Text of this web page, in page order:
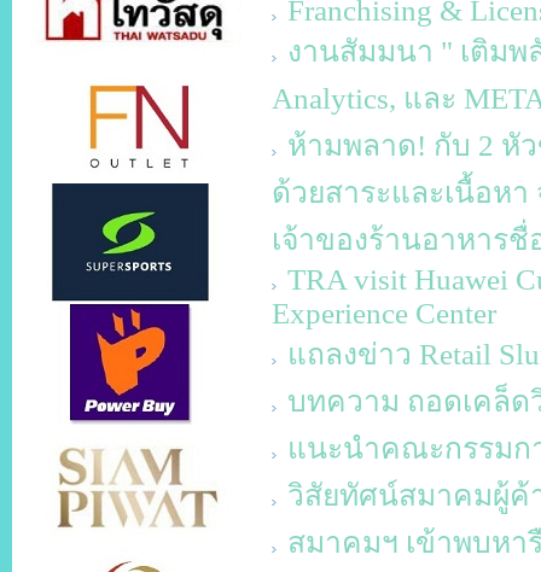
Franchising &
งานสัมมนา " เติมพ
Analytics, และ
ห้ามพลาด! กับ 2 หั
ด้วยสาระและเนื้อหา
เจ้าของร้านอาหาร
TRA visit Huawei
Experience Center
แถลงข่าว Retail
บทความ ถอดเคล็ด
แนะนำคณะกรรมก
วิสัยทัศน์สมาคมผู้ค้
สมาคมฯ เข้าพบหา